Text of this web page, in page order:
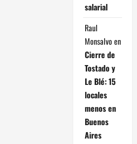
salarial
Raul
Monsalvo en
Cierre de
Tostado y
Le Blé: 15
locales
menos en
Buenos
Aires